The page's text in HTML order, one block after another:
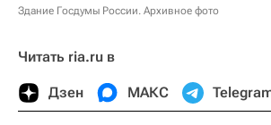
Здание Госдумы России. Архивное фото
Читать ria.ru в
Дзен МАКС